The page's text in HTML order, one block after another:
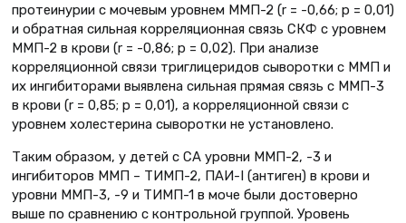
протеинурии с мочевым уровнем ММП-2 (r = -0,66; p = 0,01)
и обратная сильная корреляционная связь СКФ с уровнем
ММП-2 в крови (r = -0,86; p = 0,02). При анализе
корреляционной связи триглицеридов сыворотки с ММП и
их ингибиторами выявлена сильная прямая связь с ММП-3
в крови (r = 0,85; p = 0,01), а корреляционной связи с
уровнем холестерина сыворотки не установлено.
Таким образом, у детей с СА уровни ММП-2, -3 и
ингибиторов ММП – ТИМП-2, ПАИ-I (антиген) в крови и
уровни ММП-3, -9 и ТИМП-1 в моче были достоверно
выше по сравнению с контрольной группой. Уровень